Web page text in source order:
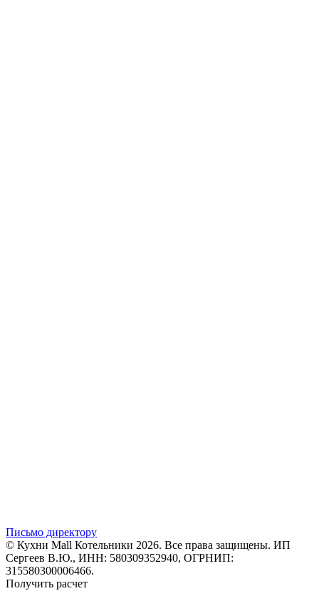
Письмо директору
© Кухни Mall Котельники 2026. Все права защищены. ИП
Сергеев В.Ю., ИНН: 580309352940, ОГРНИП:
315580300006466.
Получить расчет